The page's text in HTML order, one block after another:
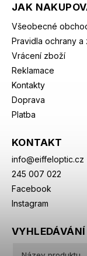
JAK
Všeobecné
Pravidla ochrany
Vrácení zboží
Reklamace
Kontakty
Doprava
Platba
KONTAKT
info@eiffeloptic.cz
245 007 022
Facebook
Instagram
VYHLEDÁVÁNÍ